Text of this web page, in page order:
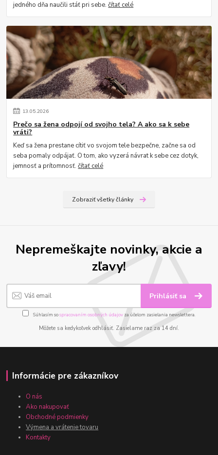
jedného dňa naučili stáť pri sebe.čítať celé
13.05.2026
Prečo sa žena odpojí od svojho tela? A ako sa k sebe
vráti?
Keď sa žena prestane cítiť vo svojom tele bezpečne, začne sa od
seba pomaly odpájať. O tom, ako vyzerá návrat k sebe cez dotyk,
jemnosť a prítomnosť.čítať celé
Zobraziť všetky články
Nepremeškajte novinky, akcie a
zľavy!
Prihlásiť sa
Súhlasím sospracovaním osobných údajov za účelom zasielania newslettera.
Môžete sa kedykoľvek odhlásiť. Zasielame raz za 14 dní.
Informácie pre zákazníkov
O nás
Ako nakupovať
Obchodné podmienky
Výmena a vrátenie tovaru
Kontakty